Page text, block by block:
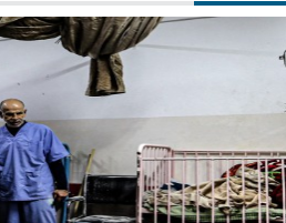
والتربة!
الله التركماني ورشا فرحات
وضحكوا".. انتهاكات جنسية
في سجون "إسرائيل"!
طولكرم بين وعود الإغاثة وواقع